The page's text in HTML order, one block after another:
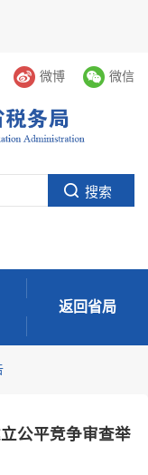
微博 微信
返回省局
公平竞争审查举